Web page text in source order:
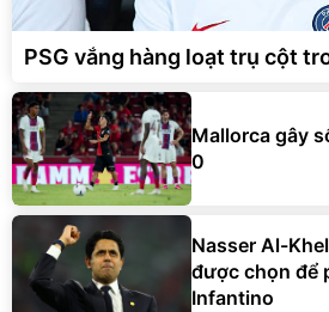
PSG vắng hàng loạt trụ cột
Mallorca gây
0
Nasser Al-
được chọn để
Infantino